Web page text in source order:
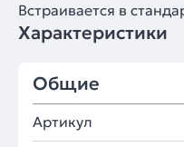
Встраивается в
Характеристики
Общие
Артикул